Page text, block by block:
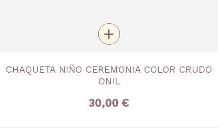
3 años 4 años
+
CHAQUETA NIÑO CEREMONIA COLOR CRUDO
ONIL
30,00 €